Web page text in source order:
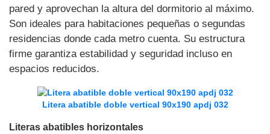
pared y aprovechan la altura del dormitorio al máximo.
Son ideales para habitaciones pequeñas o segundas
residencias donde cada metro cuenta. Su estructura
firme garantiza estabilidad y seguridad incluso en
espacios reducidos.
Litera abatible doble vertical 90x190 apdj 032
Literas abatibles horizontales